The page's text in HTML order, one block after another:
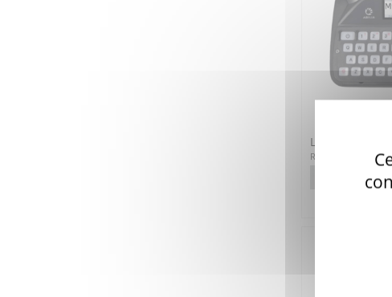
Lightwriter SL50
Réference : 7L50